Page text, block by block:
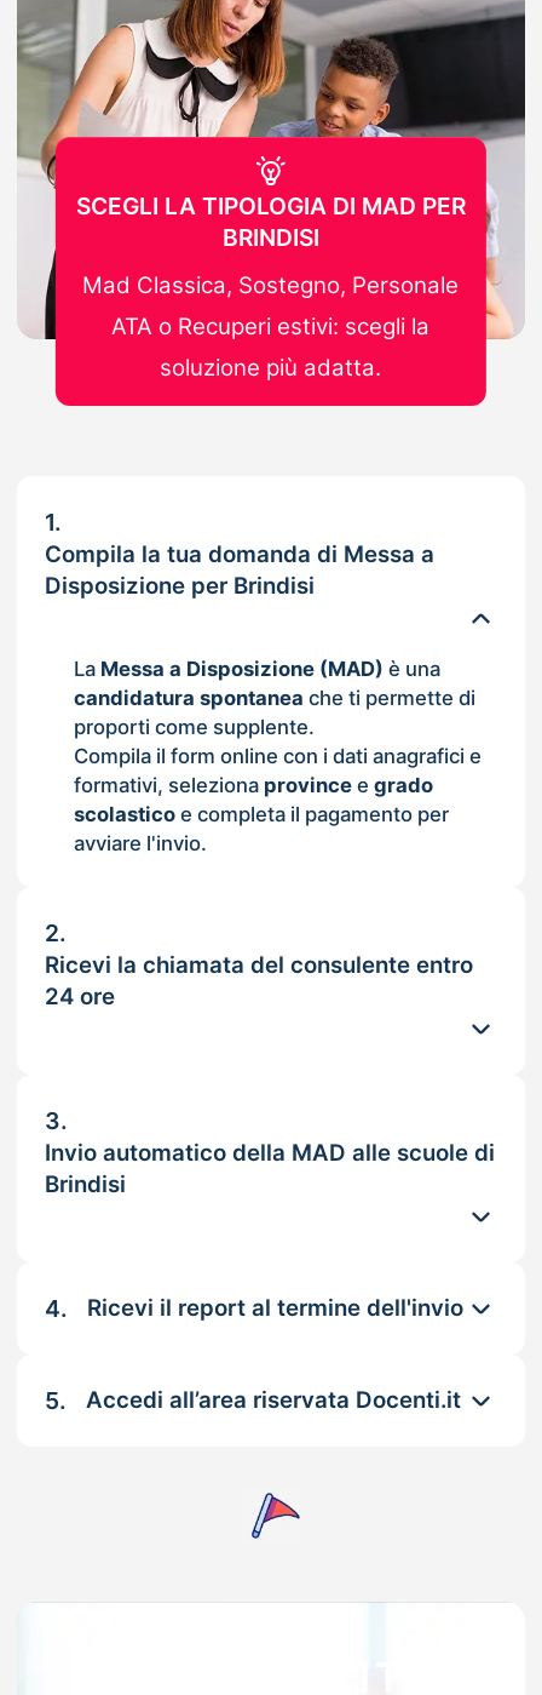
1.
Compila la tua domanda di Messa a
Disposizione per Brindisi
La Messa a Disposizione (MAD) è una
candidatura spontanea che ti permette di
proporti come supplente.
Compila il form online con i dati anagrafici e
formativi, seleziona provincee grado
scolasticoe completa il pagamento per
avviare l'invio.
2.
Ricevi la chiamata del consulente entro
24 ore
3.
Invio automatico della MAD alle scuole di
Brindisi
4. Ricevi il report al termine dell'invio
5. Accedi all’area riservata Docenti.it
SCEGLI LA TIPOLOGIA DI MAD PER
BRINDISI
Mad Classica, Sostegno, Personale
ATA o Recuperi estivi: scegli la
soluzione più adatta.